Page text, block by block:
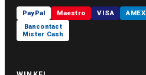
PayPal Maestro VISA AMEX
Bancontact
Mister Cash